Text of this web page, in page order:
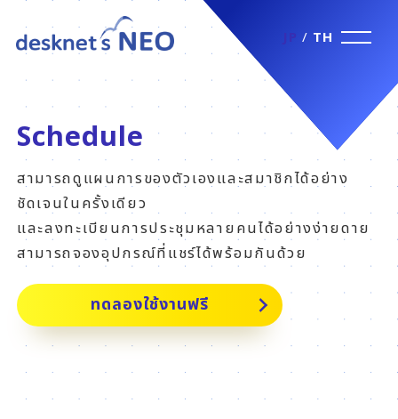
/ TH
Schedule
สามารถดูแผนการของตัวเองและสมาชิกได้อย่าง
ชัดเจนในครั้งเดียว
และลงทะเบียนการประชุมหลายคนได้อย่างง่ายดาย
สามารถจองอุปกรณ์ที่แชร์ได้พร้อมกันด้วย
ทดลองใช้งานฟรี